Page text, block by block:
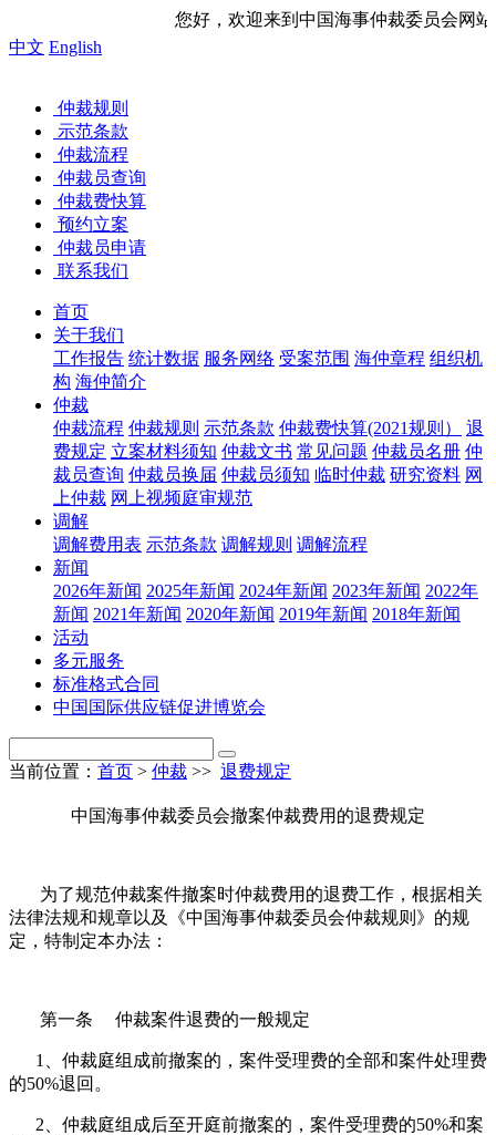
您好，欢迎来到中国海事仲裁委员会网站！ 今天是
中文 English
仲裁规则
示范条款
仲裁流程
仲裁员查询
仲裁费快算
预约立案
仲裁员申请
联系我们
首页
关于我们
工作报告 统计数据 服务网络 受案范围 海仲章程 组织机
构 海仲简介
仲裁
仲裁流程 仲裁规则 示范条款 仲裁费快算(2021规则）
退
费规定 立案材料须知 仲裁文书 常见问题 仲裁员名册 仲
裁员查询 仲裁员换届 仲裁员须知 临时仲裁 研究资料 网
上仲裁 网上视频庭审规范
调解
调解费用表 示范条款 调解规则 调解流程
新闻
2026年新闻 2025年新闻 2024年新闻 2023年新闻 2022年
新闻 2021年新闻 2020年新闻 2019年新闻 2018年新闻
活动
多元服务
标准格式合同
中国国际供应链促进博览会
当前位置： 首页 > 仲裁 >> 退费规定
中国海事仲裁委员会撤案仲裁费用的退费规定
为了规范仲裁案件撤案时仲裁费用的退费工作，根据相关
法律法规和规章以及《中国海事仲裁委员会仲裁规则》的规
定，特制定本办法：
第一条 仲裁案件退费的一般规定
1、仲裁庭组成前撤案的，案件受理费的全部和案件处理费
的50%退回。
2、仲裁庭组成后至开庭前撤案的，案件受理费的50%和案